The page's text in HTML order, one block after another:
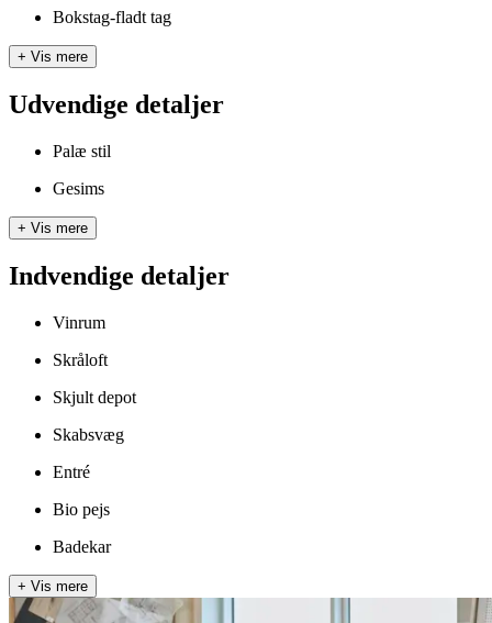
Bokstag-fladt tag
+ Vis mere
Udvendige detaljer
Palæ stil
Gesims
+ Vis mere
Indvendige detaljer
Vinrum
Skråloft
Skjult depot
Skabsvæg
Entré
Bio pejs
Badekar
+ Vis mere